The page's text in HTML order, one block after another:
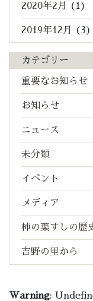
2020年2月 (1)
2019年12月 (3)
カテゴリー
重要なお知らせ
お知らせ
ニュース
未分類
イベント
メディア
柿の葉すしの歴
吉野の里から
Warning: